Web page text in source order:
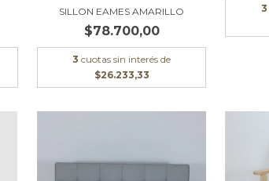
SILLON EAMES AMARILLO
$78.700,00
3 cuotas sin interés de
$26.233,33
3